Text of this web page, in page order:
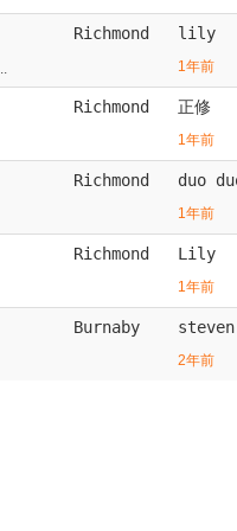
Richmond lily
1年前
Richmond 正修
1年前
Richmond duo
1年前
Richmond Lily
1年前
Burnaby steven
2年前